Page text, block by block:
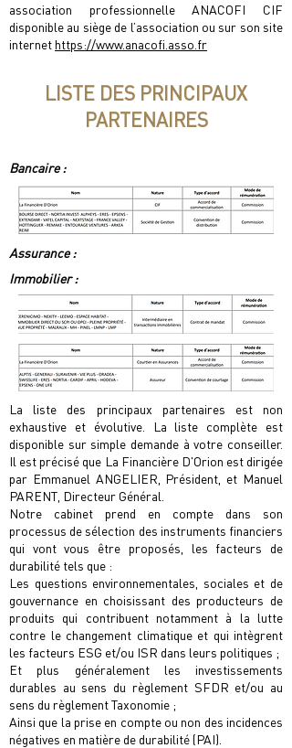
association professionnelle ANACOFI CIF
disponible au siège de l’association ou sur son site
internethttps://www.anacoﬁ.asso.fr
LISTE DES PRINCIPAUX
PARTENAIRES
Bancaire :
Assurance :
Immobilier :
La liste des principaux partenaires est non
exhaustive et évolutive. La liste complète est
disponible sur simple demande à votre conseiller.
Il est précisé que La Financière D'Orion est dirigée
par Emmanuel ANGELIER, Président, et Manuel
PARENT, Directeur Général.
Notre cabinet prend en compte dans son
processus de sélection des instruments ﬁnanciers
qui vont vous être proposés, les facteurs de
durabilité tels que :
Les questions environnementales, sociales et de
gouvernance en choisissant des producteurs de
produits qui contribuent notamment à la lutte
contre le changement climatique et qui intègrent
les facteurs ESG et/ou ISR dans leurs politiques ;
Et plus généralement les investissements
durables au sens du règlement SFDR et/ou au
sens du règlement Taxonomie ;
Ainsi que la prise en compte ou non des incidences
négatives en matière de durabilité (PAI).